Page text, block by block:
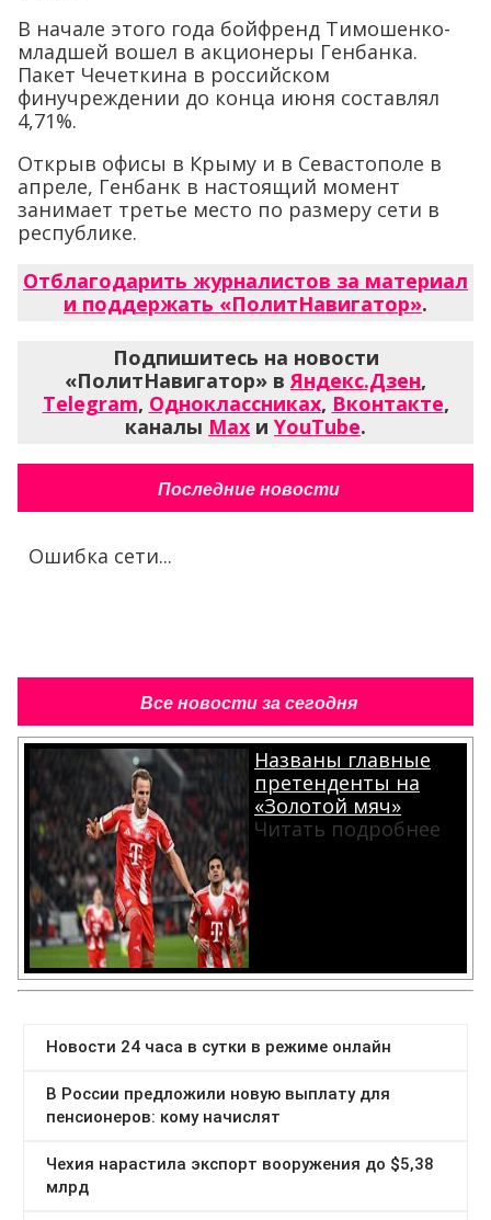
В начале этого года бойфренд Тимошенко-
младшей вошел в акционеры Генбанка.
Пакет Чечеткина в российском
финучреждении до конца июня составлял
4,71%.
Открыв офисы в Крыму и в Севастополе в
апреле, Генбанк в настоящий момент
занимает третье место по размеру сети в
республике.
Отблагодарить журналистов за материал
и поддержать «ПолитНавигатор».
Подпишитесь на новости
«ПолитНавигатор» вЯндекс.Дзен,
Telegram, Одноклассниках, Вконтакте,
каналы Max и YouTube.
Последние новости
Ошибка сети...
Все новости за сегодня
Названы главные
претенденты на
«Золотой мяч»
Читать подробнее